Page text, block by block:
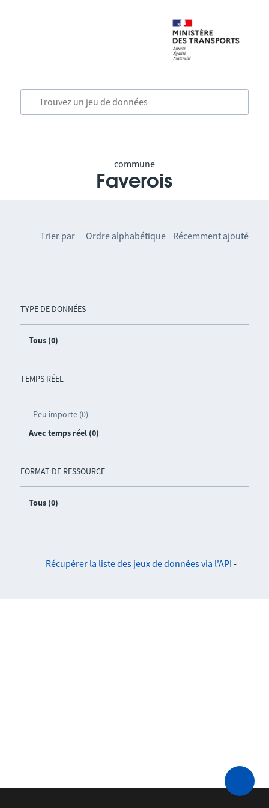
commune
Faverois
TYPE DE DONNÉES
Tous (0)
TEMPS RÉEL
Peu importe (0)
Avec temps réel (0)
FORMAT DE RESSOURCE
Tous (0)
Trier par Ordre alphabétique Récemment ajouté
Récupérer la liste des jeux de données via l'API -